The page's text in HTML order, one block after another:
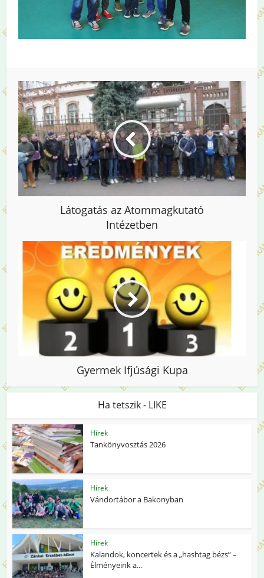
Látogatás az Atommagkutató
Intézetben
Gyermek Ifjúsági Kupa
Ha tetszik - LIKE
Hírek
Tankönyvosztás 2026
Hírek
Vándortábor a Bakonyban
Hírek
Kalandok, koncertek és a „hashtag bézs” –
Élményeink a...